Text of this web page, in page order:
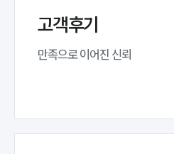
고객후기
만족으로 이어진 신뢰